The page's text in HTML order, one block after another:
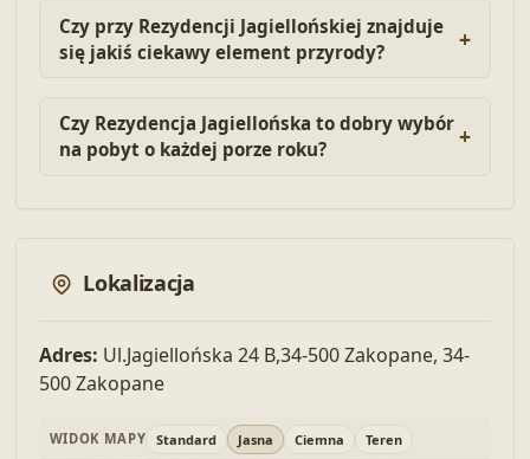
Czy przy Rezydencji Jagiellońskiej znajduje
się jakiś ciekawy element przyrody?
Czy Rezydencja Jagiellońska to dobry wybór
na pobyt o każdej porze roku?
Lokalizacja
Adres: Ul.Jagiellońska 24 B,34-500 Zakopane, 34-
500 Zakopane
WIDOK MAPY Standard Jasna Ciemna Teren